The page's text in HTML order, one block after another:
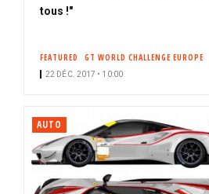
tous !"
FEATURED GT WORLD CHALLENGE EUROPE
22 DÉC. 2017 • 10:00
AUTO